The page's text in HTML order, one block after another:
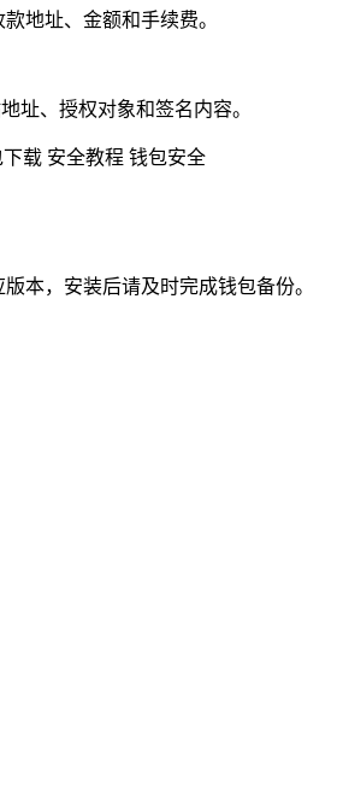
地址、金额和手续费。
址、授权对象和签名内容。
载 安全教程 钱包安全
本，安装后请及时完成钱包备份。